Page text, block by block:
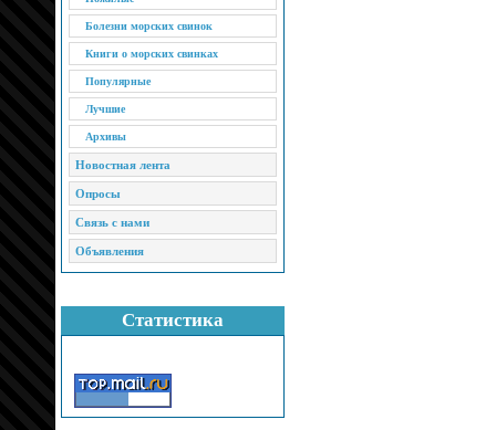
Болезни морских свинок
Книги о морских свинках
Популярные
Лучшие
Архивы
Новостная лента
Опросы
Связь с нами
Объявления
Статистика